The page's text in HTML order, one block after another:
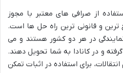
از صرافی های معتبر با مجوز
ترین و قانونی ترین راه حل ها است.
در هر دو کشور هستند و می
و در کانادا به شما تحویل دهند.
برای استفاده در اثبات تمکن